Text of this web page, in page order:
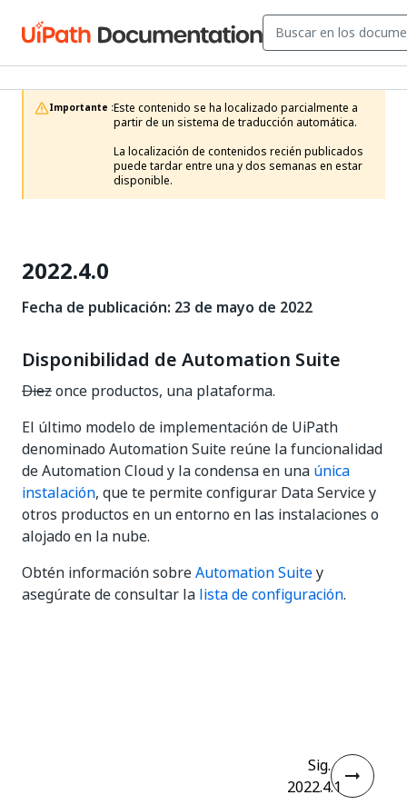
Importante :Este contenido se ha localizado parcialmente a
partir de un sistema de traducción automática.
La localización de contenidos recién publicados
puede tardar entre una y dos semanas en estar
disponible.
2022.4.0
Fecha de publicación: 23 de mayo de 2022
Disponibilidad de Automation Suite
Diezonce productos, una plataforma.
El último modelo de implementación de UiPath
denominado Automation Suite reúne la funcionalidad
de Automation Cloud y la condensa en una única
instalación, que te permite configurar Data Service y
otros productos en un entorno en las instalaciones o
alojado en la nube.
Obtén información sobreAutomation Suitey
asegúrate de consultar la lista de configuración.
Sig.
2022.4.1